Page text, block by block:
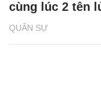
QUÂN SỰ
cùng lúc 2 tên